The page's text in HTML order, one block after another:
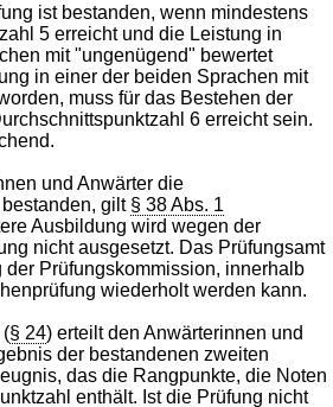
ist bestanden, wenn mindestens
5 erreicht und die Leistung in
mit "ungenügend" bewertet
in einer der beiden Sprachen mit
muss für das Bestehen der
6 erreicht sein.
und Anwärter die
gilt § 38 Abs. 1
Ausbildung wird wegen der
nicht ausgesetzt. Das Prüfungsamt
der Prüfungskommission, innerhalb
wiederholt werden kann.
(§ 24) erteilt den Anwärterinnen und
der bestandenen zweiten
das die Rangpunkte, die Noten
enthält. Ist die Prüfung nicht